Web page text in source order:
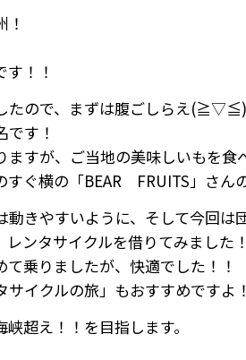
！！
たので、まずは腹ごしらえ(≧▽≦)
す！
ますが、ご当地の美味しいもを
すぐ横の「BEAR FRUITS」さん
動きやすいように、そして今回は
ンタサイクルを借りてみました！
乗りましたが、快適でした！！
イクルの旅」もおすすめですよ！
超え！！を目指します。